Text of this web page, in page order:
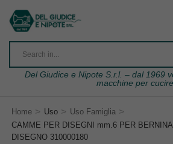
Del Giudice e Nipote S.r.l. – dal 1969
macchine per cucire
Home > Uso > Uso Famiglia >
CAMME PER DISEGNI mm.6 PER
DISEGNO 310000180